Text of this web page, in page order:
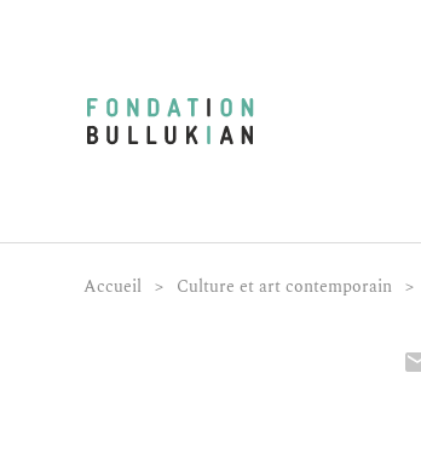
Accueil > Culture et art contemporain >